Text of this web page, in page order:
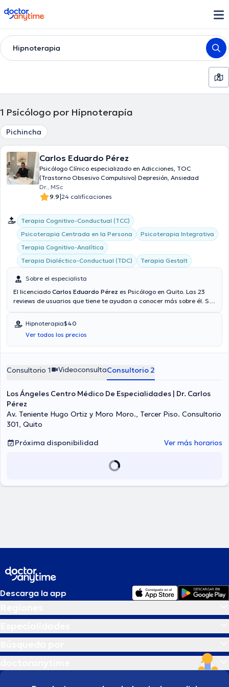
doctoranytime
Hipnoterapia
1 Psicólogo por Hipnoterapia
Pichincha
Carlos Eduardo Pérez
Psicólogo Clínico especializado en Adicciones, TOC
(Trastorno Obsesivo Compulsivo) Depresión, Ansiedad
Dr., MSc
9.9|24 calificaciones
Terapia Cognitivo-Conductual (TCC)
Psicoterapia Centrada en la Persona
Psicoterapia Integrativa
Terapia Cognitivo-Analítica
Terapia Dialéctico-Conductual (TDC)
Terapia Gestalt
Sobre el especialista
El licenciado Carlos Eduardo Pérez es Psicólogo en Quito. Las 23
reviews de usuarios que tiene te ayudan a conocer más sobre él. Se
infantil, Psicoterapia. El licenciado proporciona mejores precios con
las siguientes aseguradoras: Consulta privada, Vía reembolso con
cualquier aseguradora. El precio de la consulta con el especialista
Carlos Eduardo Pérez es de $40. En su consultorio abarca todo lo
Codependencia.
Hipnoterapia$40
Ver todos los precios
Consultorio 1 VideoconsultaConsultorio 2
Los Ángeles Centro Médico De Especialidades | Dr. Carlos
Pérez
Av. Teniente Hugo Ortiz y Moro Moro., Tercer Piso. Consultorio
301, Quito
Próxima disponibilidad
Ver más horarios
Descarga la app